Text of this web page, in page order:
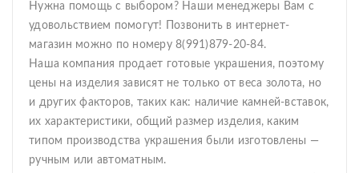
Нужна помощь с выбором? Наши менеджеры Вам с
удовольствием помогут! Позвонить в интернет-
магазин можно по номеру 8(991)879-20-84.
Наша компания продает готовые украшения, поэтому
цены на изделия зависят не только от веса золота, но
и других факторов, таких как: наличие камней-вставок,
их характеристики, общий размер изделия, каким
типом производства украшения были изготовлены —
ручным или автоматным.